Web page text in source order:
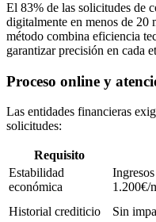
El 83% de las solicitudes de
digitalmente en menos de 20
método combina eficiencia
garantizar precisión en cada
Proceso online y
Las entidades financieras
solicitudes:
Requisito
Estabilidad
económica
1.200€/
Historial crediticio
Sin